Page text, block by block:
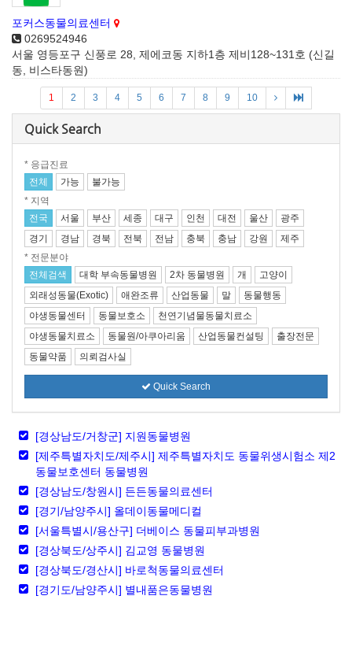
포커스동물의료센터
0269524946
서울 영등포구 신풍로 28, 제에코동 지하1층 제비128~131호 (신길
동, 비스타동원)
1 2 3 4 5 6 7 8 9 10
Quick Search
* 응급진료
전체
가능
불가능
* 지역
전국
서울 부산 세종 대구 인천 대전 울산
광주
경기
경남 경북 전북 전남 충북 충남 강원
제주
* 전문분야
전체검색
대학 부속동물병원 2차 동물병원 개
고양이
외래성동물(Exotic)
애완조류 산업동물 말
동물행동
야생동물센터
동물보호소
천연기념물동물치료소
야생동물치료소
동물원/아쿠아리움 산업동물컨설팅
출장전문
동물약품
의뢰검사실
Quick Search
[경상남도/거창군] 지원동물병원
[제주특별자치도/제주시] 제주특별자치도 동물위생시험소 제2
동물보호센터 동물병원
[경상남도/창원시] 든든동물의료센터
[경기/남양주시] 올데이동물메디컬
[서울특별시/용산구] 더베이스 동물피부과병원
[경상북도/상주시] 김교영 동물병원
[경상북도/경산시] 바로척동물의료센터
[경기도/남양주시] 별내품은동물병원